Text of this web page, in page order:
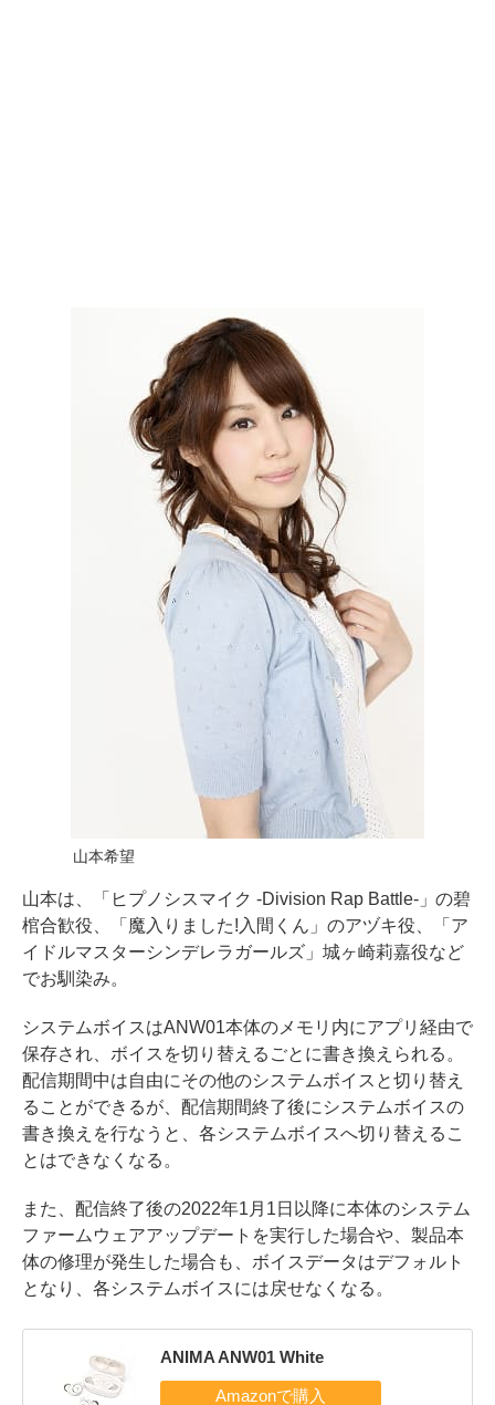
山本希望
山本は、「ヒプノシスマイク -Division Rap Battle-」の碧
棺合歓役、「魔入りました!入間くん」のアヅキ役、「ア
イドルマスターシンデレラガールズ」城ヶ崎莉嘉役など
でお馴染み。
システムボイスはANW01本体のメモリ内にアプリ経由で
保存され、ボイスを切り替えるごとに書き換えられる。
配信期間中は自由にその他のシステムボイスと切り替え
ることができるが、配信期間終了後にシステムボイスの
書き換えを行なうと、各システムボイスへ切り替えるこ
とはできなくなる。
また、配信終了後の2022年1月1日以降に本体のシステム
ファームウェアアップデートを実行した場合や、製品本
体の修理が発生した場合も、ボイスデータはデフォルト
となり、各システムボイスには戻せなくなる。
ANIMA ANW01 White